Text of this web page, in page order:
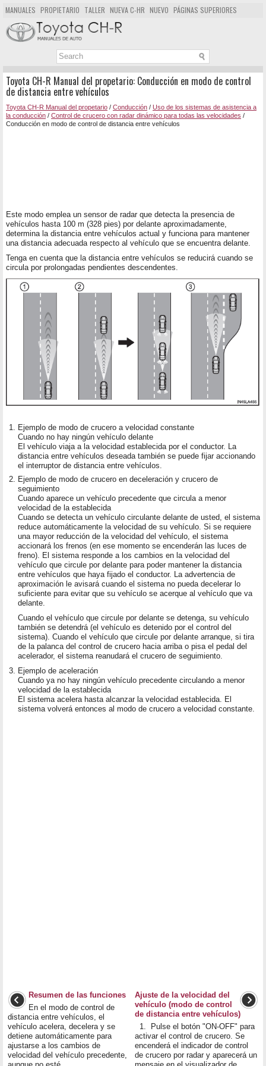
MANUALES PROPIETARIO TALLER NUEVA C-HR NUEVO PÁGINAS SUPERIORES
MAPA DEL SITIO
BUSCAR
Toyota CH-R Manual del propetario: Conducción en modo de control
de distancia entre vehículos
Toyota CH-R Manual del propetario / Conducción / Uso de los sistemas de asistencia a
la conducción / Control de crucero con radar dinámico para todas las velocidades /
Conducción en modo de control de distancia entre vehículos
Este modo emplea un sensor de radar que detecta la presencia de
vehículos hasta 100 m (328 pies) por delante aproximadamente,
determina la distancia entre vehículos actual y funciona para mantener
una distancia adecuada respecto al vehículo que se encuentra delante.
Tenga en cuenta que la distancia entre vehículos se reducirá cuando se
circula por prolongadas pendientes descendentes.
Ejemplo de modo de crucero a velocidad constante
Cuando no hay ningún vehículo delante
El vehículo viaja a la velocidad establecida por el conductor. La
distancia entre vehículos deseada también se puede fijar accionando
el interruptor de distancia entre vehículos.
Ejemplo de modo de crucero en deceleración y crucero de
seguimiento
Cuando aparece un vehículo precedente que circula a menor
velocidad de la establecida
Cuando se detecta un vehículo circulante delante de usted, el sistema
reduce automáticamente la velocidad de su vehículo. Si se requiere
una mayor reducción de la velocidad del vehículo, el sistema
accionará los frenos (en ese momento se encenderán las luces de
freno). El sistema responde a los cambios en la velocidad del
vehículo que circule por delante para poder mantener la distancia
entre vehículos que haya fijado el conductor. La advertencia de
aproximación le avisará cuando el sistema no pueda decelerar lo
suficiente para evitar que su vehículo se acerque al vehículo que va
delante.
Cuando el vehículo que circule por delante se detenga, su vehículo
también se detendrá (el vehículo es detenido por el control del
sistema). Cuando el vehículo que circule por delante arranque, si tira
de la palanca del control de crucero hacia arriba o pisa el pedal del
acelerador, el sistema reanudará el crucero de seguimiento.
Ejemplo de aceleración
Cuando ya no hay ningún vehículo precedente circulando a menor
velocidad de la establecida
El sistema acelera hasta alcanzar la velocidad establecida. El
sistema volverá entonces al modo de crucero a velocidad constante.
Resumen de las funciones
En el modo de control de
distancia entre vehículos, el
vehículo acelera, decelera y se
detiene automáticamente para
ajustarse a los cambios de
velocidad del vehículo precedente,
Ajuste de la velocidad del
vehículo (modo de control
de distancia entre vehículos)
1. Pulse el botón "ON-OFF" para
activar el control de crucero. Se
encenderá el indicador de control
de crucero por radar y aparecerá un